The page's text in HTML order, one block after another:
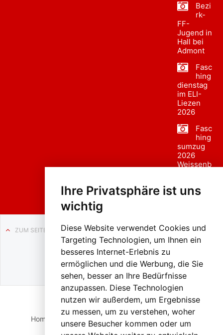
Ihre Privatsphäre ist uns
wichtig
Diese Website verwendet Cookies und
Targeting Technologien, um Ihnen ein
besseres Internet-Erlebnis zu
ermöglichen und die Werbung, die Sie
sehen, besser an Ihre Bedürfnisse
anzupassen. Diese Technologien
nutzen wir außerdem, um Ergebnisse
zu messen, um zu verstehen, woher
unsere Besucher kommen oder um
Bezi
rk-
FF-
Jugend in
Hall bei
Admont
Fasc
hing
dienstag
im ELI-
Liezen
2026
Fasc
hing
sumzug
2026
Weissenb
ZUM SEITENANFANG
Auf BLO24.at werben?
+43 (0)664 2226600
Home Login Impressum
Datenschutz